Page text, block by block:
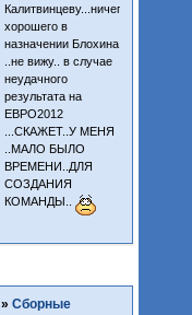
Калитвинцеву...ничего
хорошего в
назначении Блохина
..не вижу.. в случае
неудачного
результата на
ЕВРО2012
...СКАЖЕТ..У МЕНЯ
..МАЛО БЫЛО
ВРЕМЕНИ..ДЛЯ
СОЗДАНИЯ
КОМАНДЫ..
» Сборные